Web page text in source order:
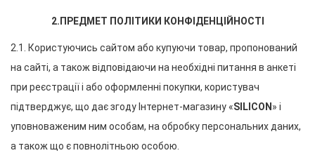
2.ПРЕДМЕТ ПОЛІТИКИ КОНФІДЕНЦІЙНОСТІ
2.1. Користуючись сайтом або купуючи товар, пропонований
на сайті, а також відповідаючи на необхідні питання в анкеті
при реєстрації і або оформленні покупки, користувач
підтверджує, що дає згоду Інтернет-магазину «SILICON » і
уповноваженим ним особам, на обробку персональних даних,
а також що є повнолітньою особою.